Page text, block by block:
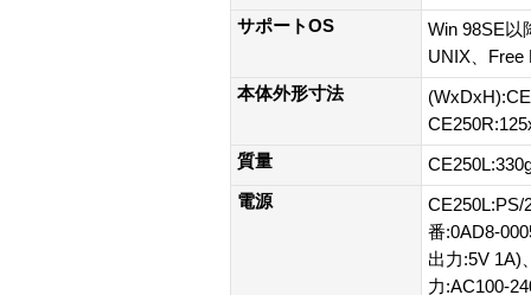
サポートOS
Win 98SE以
UNIX、Free
本体外形寸法
質量
電源
CE250L:PS/
番:0AD8-
出力:5V 1A)
力:AC100-